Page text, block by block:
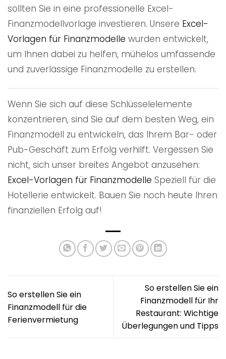
sollten Sie in eine professionelle Excel-
Finanzmodellvorlage investieren. Unsere Excel-
Vorlagen für Finanzmodelle wurden entwickelt,
um Ihnen dabei zu helfen, mühelos umfassende
und zuverlässige Finanzmodelle zu erstellen.
Wenn Sie sich auf diese Schlüsselelemente
konzentrieren, sind Sie auf dem besten Weg, ein
Finanzmodell zu entwickeln, das Ihrem Bar- oder
Pub-Geschäft zum Erfolg verhilft. Vergessen Sie
nicht, sich unser breites Angebot anzusehen:
Excel-Vorlagen für Finanzmodelle Speziell für die
Hotellerie entwickelt. Bauen Sie noch heute Ihren
finanziellen Erfolg auf!
So erstellen Sie ein
Finanzmodell für die
Ferienvermietung
So erstellen Sie ein
Finanzmodell für Ihr
Restaurant: Wichtige
Überlegungen und Tipps